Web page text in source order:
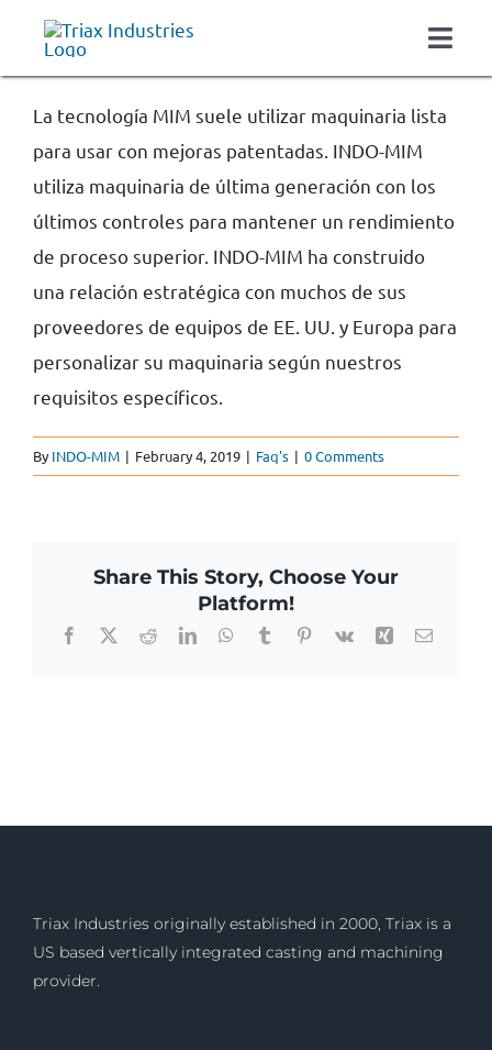
content
About
Casting
Finished Components
Markets Served
Careers
Contact
Get Quote
La tecnología MIM suele utilizar maquinaria lista
para usar con mejoras patentadas. INDO-MIM
utiliza maquinaria de última generación con los
últimos controles para mantener un rendimiento
de proceso superior. INDO-MIM ha construido
una relación estratégica con muchos de sus
proveedores de equipos de EE. UU. y Europa para
personalizar su maquinaria según nuestros
requisitos específicos.
By INDO-MIM | February 4, 2019 | Faq's | 0 Comments
Share This Story, Choose Your
Platform!
Facebook
X RedditLinkedInWhatsApp
TumblrPinterest
Vk Xing Email
Triax Industries originally established in 2000, Triax is a
US based vertically integrated casting and machining
provider.